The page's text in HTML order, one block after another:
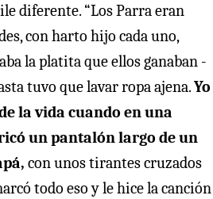
diferente. “Los Parra eran
con harto hijo cada uno,
la platita que ellos ganaban -
tuvo que lavar ropa ajena.Yo
la vida cuando en una
un pantalón largo de un
con unos tirantes cruzados
todo eso y le hice la canción